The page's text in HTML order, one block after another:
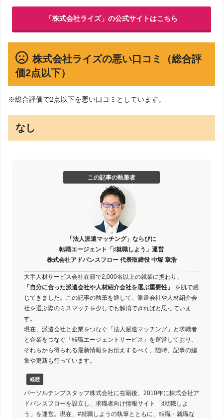
「株式会社ライズ」の公式サイトはこちら
株式会社ライズの悪い口コミ（総合評
価2点以下）
※総合評価で2点以下を悪い口コミとしています。
なし
この記事の執筆者
「法人派遣マッチング」ならびに
転職エージェント「♯就職しよう」運営
株式会社アドバンスフロー 代表取締役 中塚 章浩
大手人材サービス会社在籍で2,000名以上の就業に携わり、
「自分に合った派遣会社や人材紹介会社を選ぶ重要性」
を肌で感
じてきました。この記事の執筆を通して、派遣会社や人材紹介会
社を選ぶ際のミスマッチを少しでも解消できればと思っていま
す。
現在、派遣会社と企業をつなぐ「法人派遣マッチング」と求職者
と企業をつなぐ「転職エージェントサービス」を運営しており、
それらから得られる最新情報をお伝えするべく、随時、記事の編
集や更新も行っています。
経歴
パーソルテンプスタッフ株式会社に在籍後、2010年に株式会社ア
ドバンスフローを設立し、求職者向け情報サイト「♯就職しよ
う」を運営。現在、#就職しようの執筆とともに、転職・就職な